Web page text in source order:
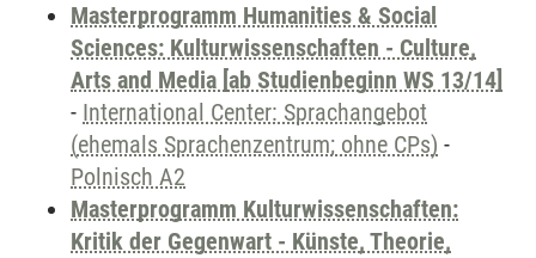
Masterprogramm Humanities & Social
Sciences: Kulturwissenschaften - Culture,
Arts and Media [ab Studienbeginn WS 13/14]
- International Center: Sprachangebot
(ehemals Sprachenzentrum; ohne CPs) -
Polnisch A2
Masterprogramm Kulturwissenschaften:
Kritik der Gegenwart - Künste, Theorie,